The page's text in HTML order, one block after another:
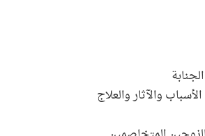
والآثار والعلاج